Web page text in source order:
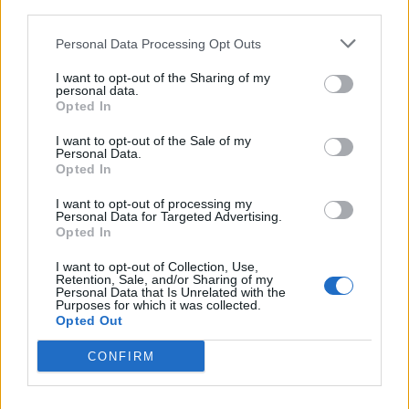
Personal Data Processing Opt Outs
I want to opt-out of the Sharing of my
personal data.
Opted In
I want to opt-out of the Sale of my
Personal Data.
Opted In
I want to opt-out of processing my
Personal Data for Targeted Advertising.
Opted In
I want to opt-out of Collection, Use,
Retention, Sale, and/or Sharing of my
Personal Data that Is Unrelated with the
Purposes for which it was collected.
Opted Out
CONFIRM
GLOBÁL
Rendkívüli incidens a határon: drón robbant fel
azonnal lépett a közeli tagállam
Vizsgálják a drón hátterét.
PORTFOLIO BLOGGER
RSM BLOG
2026-os nyári adóváltozások: fontos változások, de
ez még csak a kezdet
Helyreállítási és Ellenállóképességi Tervhez (RRF), egyes
kormányprogramokhoz és kormányhatározatokhoz
kapcsolódó adóintézkedésekről, v
BANKMONITOR
Otthon Start: visszaszáll a kamatversenybe az
UniCredit Bank
Augusztus 10-tól 2,89 százalékos kamat mellett kínálja az